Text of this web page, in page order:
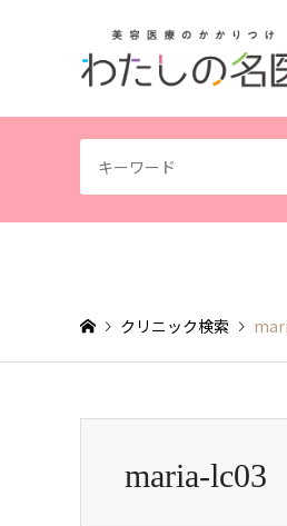
クリニック検索
maria-lc03